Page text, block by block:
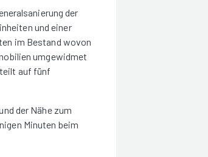
der
und einer
im Bestand wovon
umgewidmet
auf fünf
der Nähe zum
Minuten beim